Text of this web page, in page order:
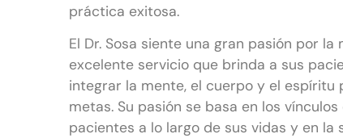
práctica exitosa.
El Dr. Sosa siente una gran pasión por
excelente servicio que brinda a sus
integrar la mente, el cuerpo y el espíritu
metas. Su pasión se basa en los
pacientes a lo largo de sus vidas y en la